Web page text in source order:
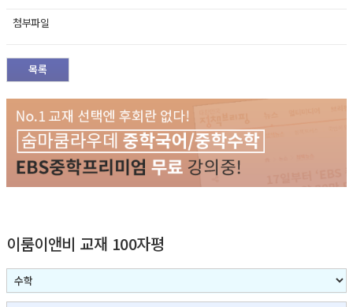
첨부파일
목록
이룸이앤비 교재 100자평